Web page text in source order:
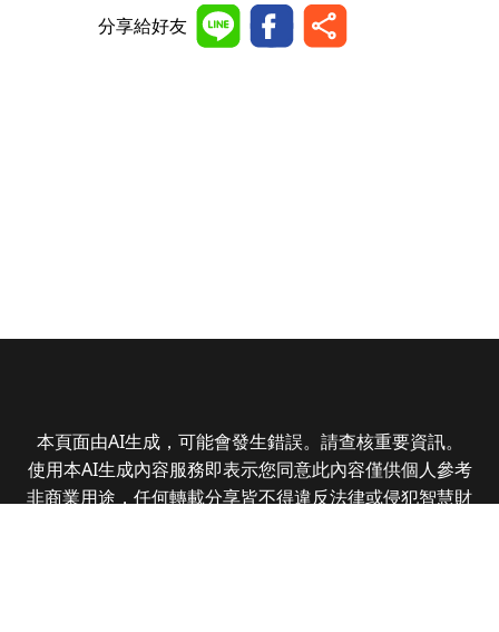
分享給好友
本頁面由AI生成，可能會發生錯誤。請查核重要資訊。
使用本AI生成內容服務即表示您同意此內容僅供個人參考
非商業用途，任何轉載分享皆不得違反法律或侵犯智慧財